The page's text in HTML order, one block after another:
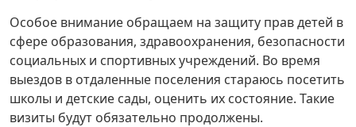
Особое внимание обращаем на защиту прав детей в
сфере образования, здравоохранения, безопасности
социальных и спортивных учреждений. Во время
выездов в отдаленные поселения стараюсь посетить
школы и детские сады, оценить их состояние. Такие
визиты будут обязательно продолжены.